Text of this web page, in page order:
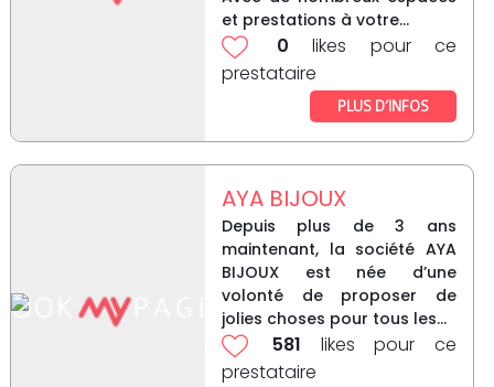
et prestations à votre...
0 likes pour ce
prestataire
PLUS D’INFOS
AYA BIJOUX
Depuis plus de 3 ans
maintenant, la société AYA
BIJOUX est née d’une
volonté de proposer de
jolies choses pour tous les...
581 likes pour ce
prestataire